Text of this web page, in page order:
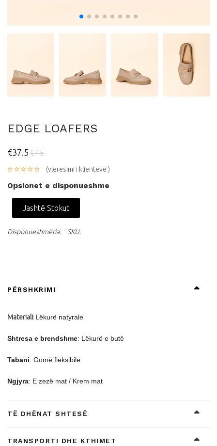
EDGE LOAFERS
€37.5 €75
(vlerësimi i klientëve )
Opsionet e disponueshme
Jashtë Stokut
Disponueshmëria: SKU:
PËRSHKRIMI
Materiali: L ëkurë natyrale
Shtresa e brendshme: L ëkurë e butë
Tabani: Gomë fleksibile
Ngjyra: E zezë mat / Krem mat
TË DHËNAT SHTESË
TRANSPORTI DHE KTHIMET